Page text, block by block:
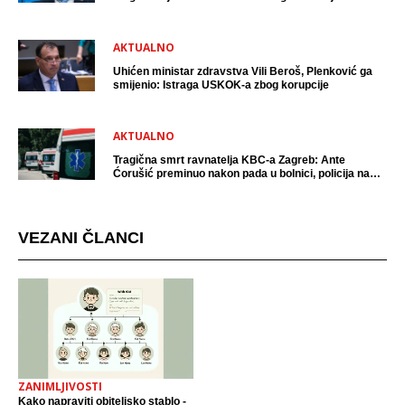
AKTUALNO
Uhićen ministar zdravstva Vili Beroš, Plenković ga
smijenio: Istraga USKOK-a zbog korupcije
AKTUALNO
Tragična smrt ravnatelja KBC-a Zagreb: Ante
Ćorušić preminuo nakon pada u bolnici, policija na
VEZANI ČLANCI
ZANIMLJIVOSTI
Kako napraviti obiteljsko stablo -